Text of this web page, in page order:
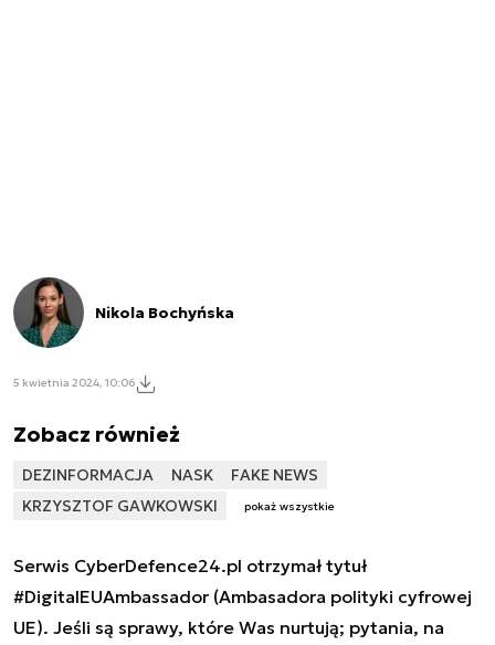
Nikola Bochyńska
5 kwietnia 2024, 10:06
Zobacz również
DEZINFORMACJA NASK
FAKE NEWS
KRZYSZTOF GAWKOWSKI
pokaż wszystkie
Serwis CyberDefence24.pl otrzymał tytuł
#DigitalEUAmbassador (Ambasadora polityki cyfrowej
UE). Jeśli są sprawy, które Was nurtują; pytania, na